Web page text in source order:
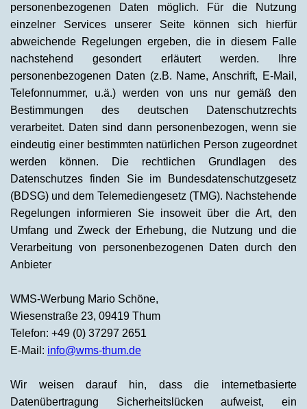
personenbezogenen Daten möglich. Für die Nutzung
einzelner Services unserer Seite können sich hierfür
abweichende Regelungen ergeben, die in diesem Falle
nachstehend gesondert erläutert werden. Ihre
personenbezogenen Daten (z.B. Name, Anschrift, E-Mail,
Telefonnummer, u.ä.) werden von uns nur gemäß den
Bestimmungen des deutschen Datenschutzrechts
verarbeitet. Daten sind dann personenbezogen, wenn sie
eindeutig einer bestimmten natürlichen Person zugeordnet
werden können. Die rechtlichen Grundlagen des
Datenschutzes finden Sie im Bundesdatenschutzgesetz
(BDSG) und dem Telemediengesetz (TMG). Nachstehende
Regelungen informieren Sie insoweit über die Art, den
Umfang und Zweck der Erhebung, die Nutzung und die
Verarbeitung von personenbezogenen Daten durch den
Anbieter
WMS-Werbung Mario Schöne,
Wiesenstraße 23, 09419 Thum
Telefon: +49 (0) 37297 2651
E-Mail: info@wms-thum.de
Wir weisen darauf hin, dass die internetbasierte
Datenübertragung Sicherheitslücken aufweist, ein